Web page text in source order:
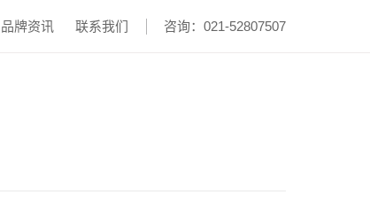
咨询：021-52807507
品牌资讯 联系我们